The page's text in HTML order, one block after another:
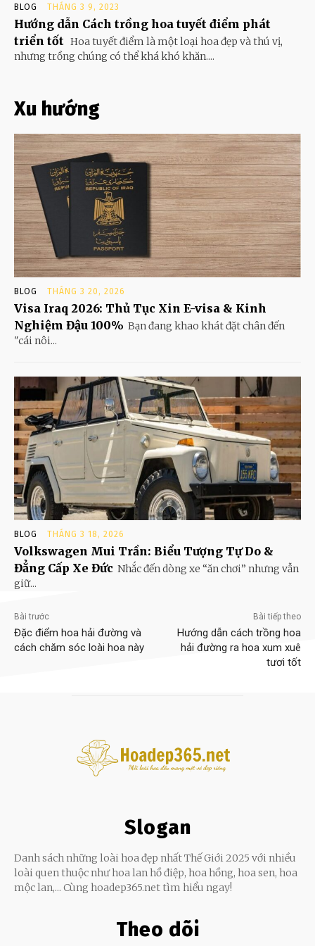
BLOG THÁNG 3 9, 2023
Hướng dẫn Cách trồng hoa tuyết điểm phát
triển tốt Hoa tuyết điểm là một loại hoa đẹp và thú vị,
nhưng trồng chúng có thể khá khó khăn....
Xu hướng
BLOG THÁNG 3 20, 2026
Visa Iraq 2026: Thủ Tục Xin E-visa & Kinh
Nghiệm Đậu 100% Bạn đang khao khát đặt chân đến
"cái nôi...
BLOG THÁNG 3 18, 2026
Volkswagen Mui Trần: Biểu Tượng Tự Do &
Đẳng Cấp Xe Đức Nhắc đến dòng xe “ăn chơi” nhưng vẫn
giữ...
Bài trước
Đặc điểm hoa hải đường và
cách chăm sóc loài hoa này
Bài tiếp theo
Hướng dẫn cách trồng hoa
hải đường ra hoa xum xuê
tươi tốt
Slogan
Danh sách những loài hoa đẹp nhất Thế Giới 2025 với nhiều
loài quen thuộc như hoa lan hồ điệp, hoa hồng, hoa sen, hoa
mộc lan,... Cùng hoadep365.net tìm hiểu ngay!
Theo dõi